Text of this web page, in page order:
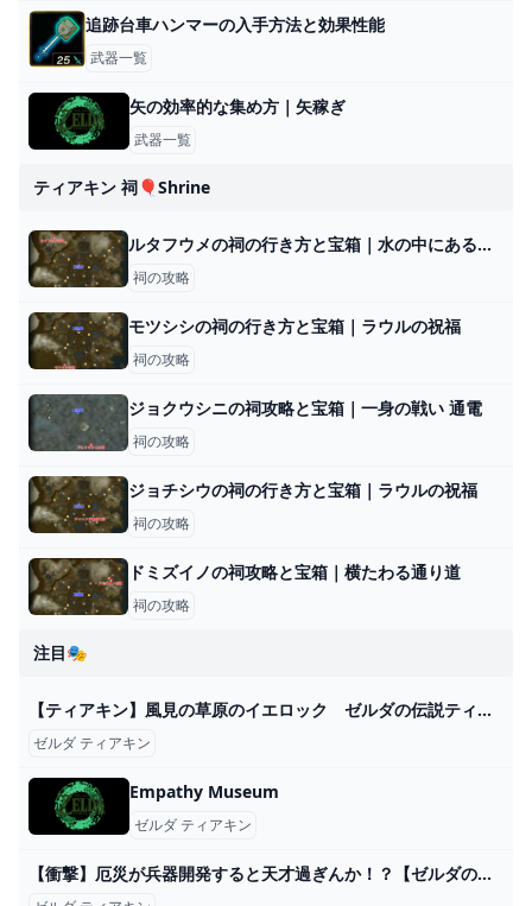
追跡台車ハンマーの入手方法と効果性能
武器一覧
矢の効率的な集め方｜矢稼ぎ
武器一覧
ティアキン 祠🎈shrine
ルタフウメの祠の行き方と宝箱｜水の中にある水晶の取り方
祠の攻略
モツシシの祠の行き方と宝箱｜ラウルの祝福
祠の攻略
ジョクウシニの祠攻略と宝箱｜一身の戦い 通電
祠の攻略
ジョチシウの祠の行き方と宝箱｜ラウルの祝福
祠の攻略
ドミズイノの祠攻略と宝箱｜横たわる通り道
祠の攻略
注目🎭
【ティアキン】風見の草原のイエロック ゼルダの伝説ティアーズ オブザキングダム #ゼルダの伝説 #ティアキン #zelda - YouTube
ゼルダ ティアキン
Empathy Museum
ゼルダ ティアキン
【衝撃】厄災が兵器開発すると天才過ぎんか！？【ゼルダの伝説ティアーズオブザキングダム】 - YouTube